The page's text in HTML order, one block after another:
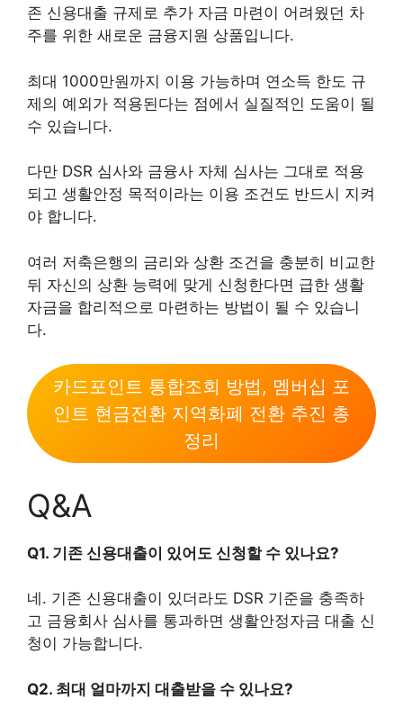
존 신용대출 규제로 추가 자금 마련이 어려웠던 차
주를 위한 새로운 금융지원 상품입니다.
최대 1000만원까지 이용 가능하며 연소득 한도 규
제의 예외가 적용된다는 점에서 실질적인 도움이 될
수 있습니다.
다만 DSR 심사와 금융사 자체 심사는 그대로 적용
되고 생활안정 목적이라는 이용 조건도 반드시 지켜
야 합니다.
여러 저축은행의 금리와 상환 조건을 충분히 비교한
뒤 자신의 상환 능력에 맞게 신청한다면 급한 생활
자금을 합리적으로 마련하는 방법이 될 수 있습니
다.
카드포인트 통합조회 방법, 멤버십 포
인트 현금전환 지역화폐 전환 추진 총
정리
Q&A
Q1. 기존 신용대출이 있어도 신청할 수 있나요?
네. 기존 신용대출이 있더라도 DSR 기준을 충족하
고 금융회사 심사를 통과하면 생활안정자금 대출 신
청이 가능합니다.
Q2. 최대 얼마까지 대출받을 수 있나요?